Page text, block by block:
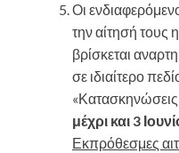
Οι
την αίτησή τους
βρίσκεται
σε ιδιαίτερο
μέχρι και 3
Εκπρόθεσμες